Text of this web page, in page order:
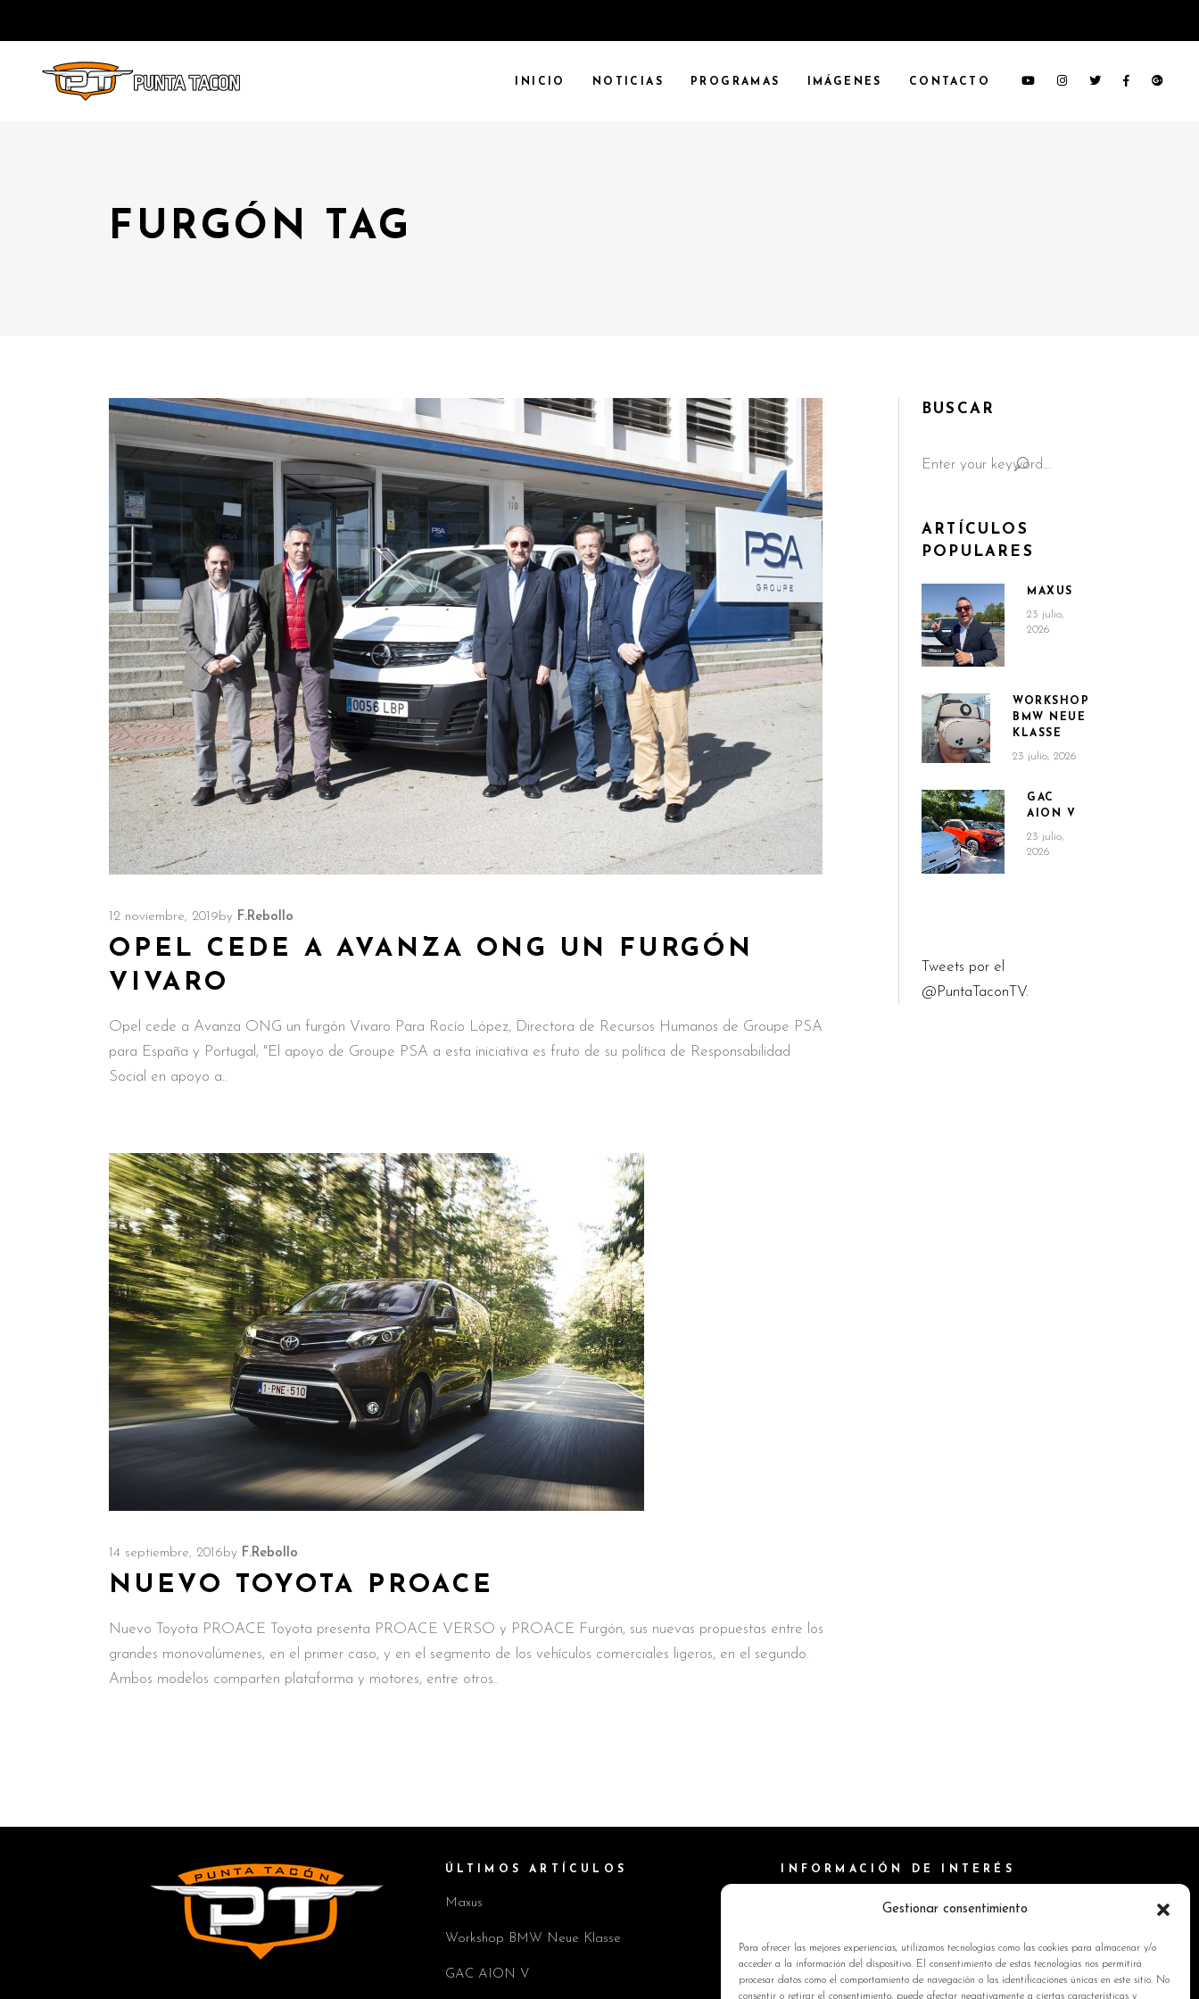
Gestionar consentimiento
Para ofrecer las mejores experiencias, utilizamos tecnologías como las cookies para almacenar y/o
acceder a la información del dispositivo. El consentimiento de estas tecnologías nos permitirá
procesar datos como el comportamiento de navegación o las identificaciones únicas en este sitio. No
consentir o retirar el consentimiento, puede afectar negativamente a ciertas características y
INICIO NOTICIAS PROGRAMAS IMÁGENES CONTACTO
FURGÓN TAG
12 noviembre, 2019by F.Rebollo
OPEL CEDE A AVANZA ONG UN FURGÓN
VIVARO
Opel cede a Avanza ONG un furgón Vivaro Para Rocío López, Directora de Recursos Humanos de Groupe PSA
para España y Portugal, "El apoyo de Groupe PSA a esta iniciativa es fruto de su política de Responsabilidad
Social en apoyo a
14 septiembre, 2016by F.Rebollo
NUEVO TOYOTA PROACE
Nuevo Toyota PROACE Toyota presenta PROACE VERSO y PROACE Furgón, sus nuevas propuestas entre los
grandes monovolúmenes, en el primer caso, y en el segmento de los vehículos comerciales ligeros, en el segundo.
Ambos modelos comparten plataforma y motores, entre otros
BUSCAR
for:
ARTÍCULOS
POPULARES
MAXUS
23 julio,
2026
WORKSHOP
BMW NEUE
KLASSE
23 julio, 2026
GAC
AION V
23 julio,
2026
Tweets por el
@PuntaTaconTV.
ÚLTIMOS ARTÍCULOS
Maxus
Workshop BMW Neue Klasse
GAC AION V
INFORMACIÓN DE INTERÉS
Política de Cookies
Política de privacidad
Contacto